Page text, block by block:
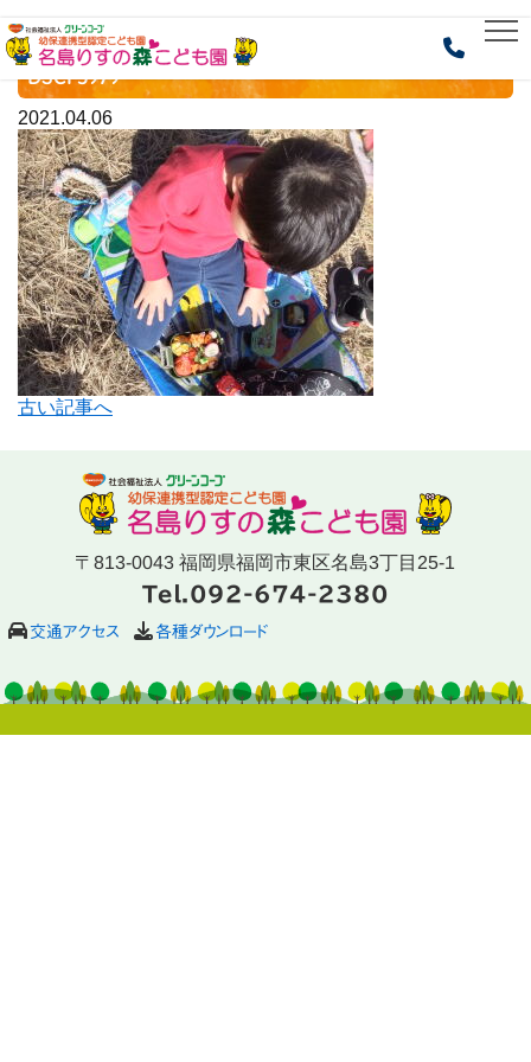
HOME> DSCF5979
DSCF5979
2021.04.06
古い記事へ
〒813-0043 福岡県福岡市東区名島3丁目25-1
Tel.092-674-2380
交通アクセス 各種ダウンロード